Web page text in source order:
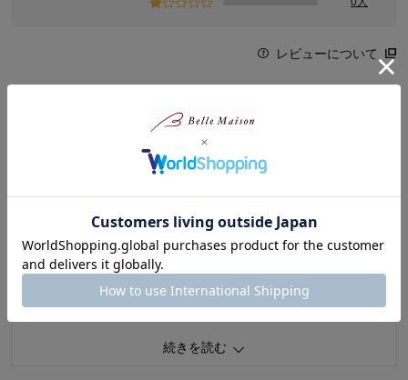
レビューについて
現在販売していない色・サイズ等への商品レビューも含まれます。
女性・40代 5.0
仕事の通い袋入れに
仕事の毎日の通い袋入れとして使っています。
部屋の中で散らかり行きか返りかもわからなくなっていたため
キャスターも滑らかで使いやすい。
続きを読む